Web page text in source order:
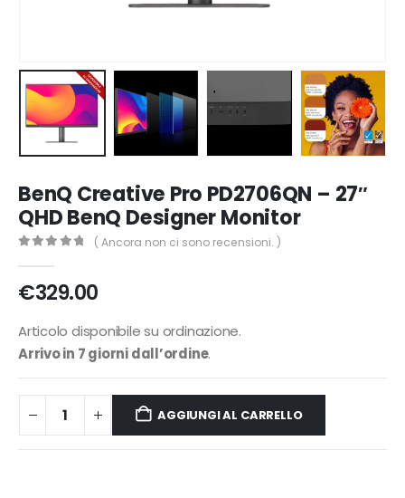
BenQ Creative Pro PD2706QN – 27″
QHD BenQ Designer Monitor
( Ancora non ci sono recensioni. )
€329.00
Articolo disponibile su ordinazione.
Arrivo in 7 giorni dall’ordine.
AGGIUNGI AL CARRELLO